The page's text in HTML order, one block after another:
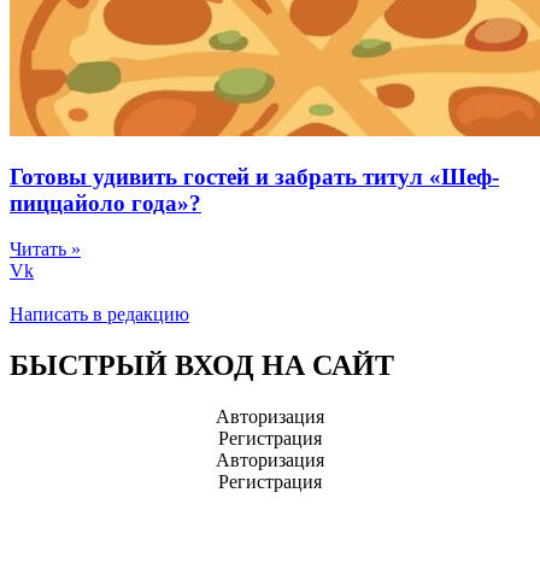
Готовы удивить гостей и забрать титул «Шеф-
пиццайоло года»?
Читать »
Vk
Написать в редакцию
БЫСТРЫЙ ВХОД НА САЙТ
Авторизация
Регистрация
Авторизация
Регистрация